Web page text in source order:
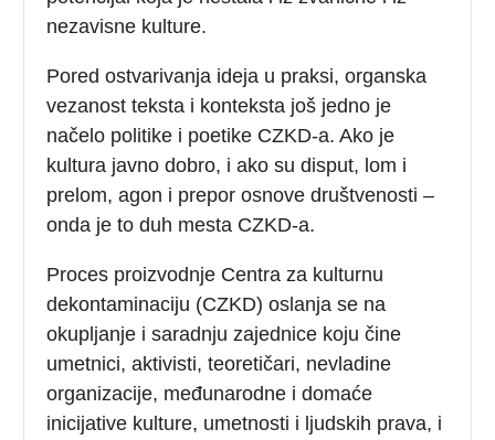
nezavisne kulture.
Pored ostvarivanja ideja u praksi, organska
vezanost teksta i konteksta još jedno je
načelo politike i poetike CZKD-a. Ako je
kultura javno dobro, i ako su disput, lom i
prelom, agon i prepor osnove društvenosti –
onda je to duh mesta CZKD-a.
Proces proizvodnje Centra za kulturnu
dekontaminaciju (CZKD) oslanja se na
okupljanje i saradnju zajednice koju čine
umetnici, aktivisti, teoretičari, nevladine
organizacije, međunarodne i domaće
inicijative kulture, umetnosti i ljudskih prava, i